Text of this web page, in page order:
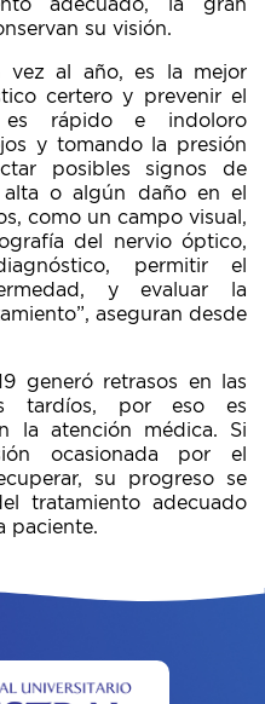
adecuado, la gran
su visión.
vez al año, es la mejor
certero y prevenir el
es rápido e indoloro
y tomando la presión
posibles signos de
o algún daño en el
como un campo visual,
del nervio óptico,
permitir el
y evaluar la
aseguran desde
generó retrasos en las
tardíos, por eso es
la atención médica. Si
ocasionada por el
su progreso se
tratamiento adecuado
paciente.